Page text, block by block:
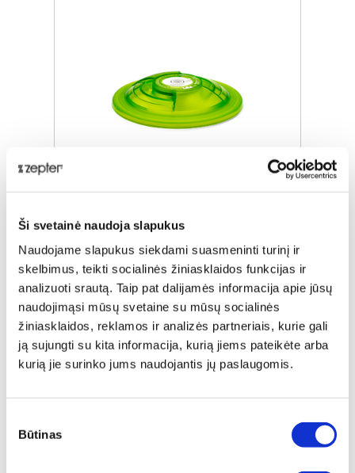
Ši svetainė naudoja slapukus
Naudojame slapukus siekdami suasmeninti turinį ir
skelbimus, teikti socialinės žiniasklaidos funkcijas ir
analizuoti srautą. Taip pat dalijamės informacija apie jūsų
naudojimąsi mūsų svetaine su mūsų socialinės
žiniasklaidos, reklamos ir analizės partneriais, kurie gali
ją sujungti su kita informacija, kurią jiems pateikėte arba
kurią jie surinko jums naudojantis jų paslaugomis.
pasirinkimas
Būtinas
DANGTIS "LEXI" (D 20CM)
Įprasta kaina € 38,00
ZepterClub ⓘkaina
Prisijunkite ir pirkite
nuo -5% iki -40%